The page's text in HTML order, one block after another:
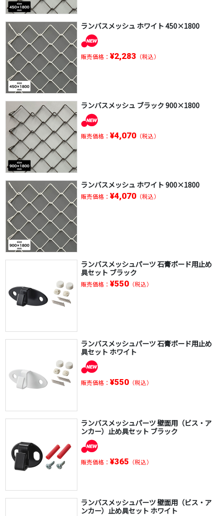
ランバスメッシュ ホワイト 450×1800
販売価格： ¥2,283 （税込）
ランバスメッシュ ブラック 900×1800
販売価格： ¥4,070（税込）
ランバスメッシュ ホワイト 900×1800
販売価格： ¥4,070（税込）
ランバスメッシュパーツ 石膏ボード用止め
具セット ブラック
販売価格： ¥550（税込）
ランバスメッシュパーツ 石膏ボード用止め
具セット ホワイト
販売価格： ¥550（税込）
ランバスメッシュパーツ 壁面用（ビス・ア
ンカー）止め具セット ブラック
販売価格： ¥365 （税込）
ランバスメッシュパーツ 壁面用（ビス・ア
ンカー）止め具セット ホワイト